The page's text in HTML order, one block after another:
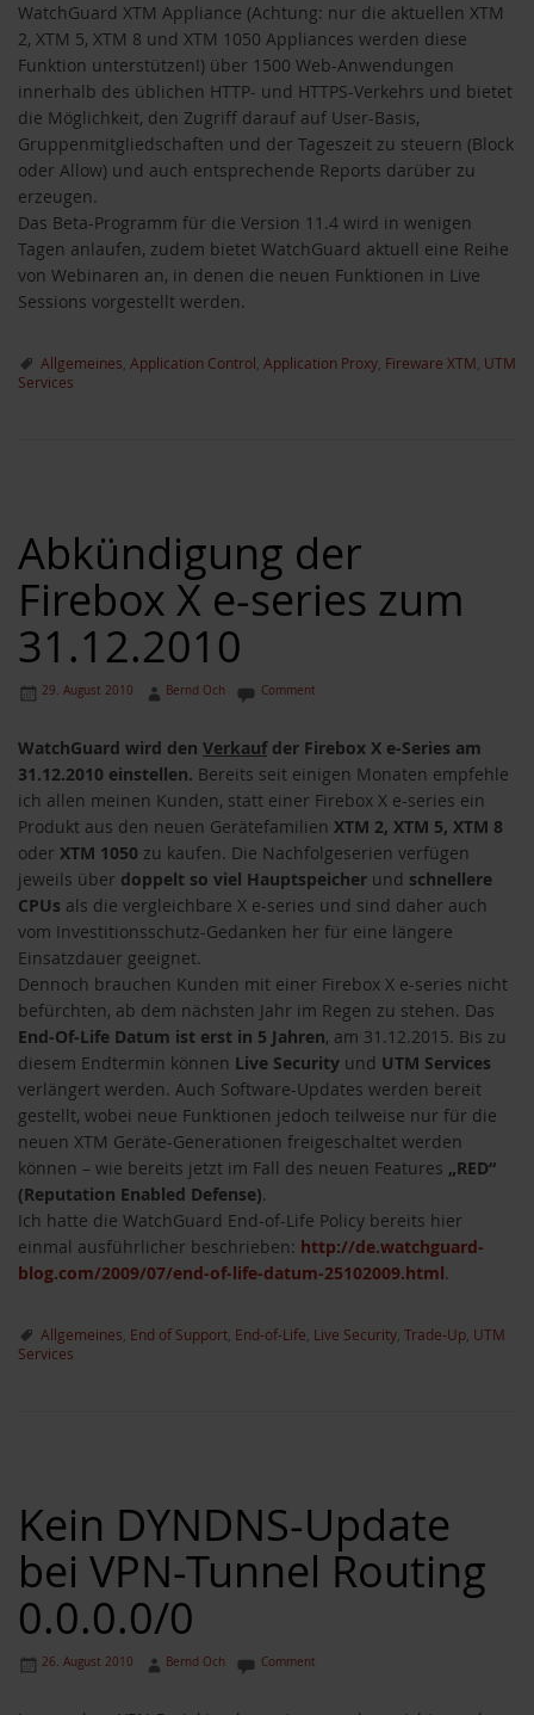
WatchGuard XTM Appliance (Achtung: nur die aktuellen XTM
2, XTM 5, XTM 8 und XTM 1050 Appliances werden diese
Funktion unterstützen!) über 1500 Web-Anwendungen
innerhalb des üblichen HTTP- und HTTPS-Verkehrs und bietet
die Möglichkeit, den Zugriff darauf auf User-Basis,
Gruppenmitgliedschaften und der Tageszeit zu steuern (Block
oder Allow) und auch entsprechende Reports darüber zu
erzeugen.
Das Beta-Programm für die Version 11.4 wird in wenigen
Tagen anlaufen, zudem bietet WatchGuard aktuell eine Reihe
von Webinaren an, in denen die neuen Funktionen in Live
Sessions vorgestellt werden.
Allgemeines Application Control Application Proxy Fireware XTM UTM
Services
Abkündigung der
Firebox X e-series zum
31.12.2010
29. August 2010 Bernd Och Comment
WatchGuard wird den Verkaufder Firebox X e-Series am
31.12.2010 einstellen. Bereits seit einigen Monaten empfehle
ich allen meinen Kunden, statt einer Firebox X e-series ein
Produkt aus den neuen Gerätefamilien XTM 2, XTM 5, XTM 8
oder XTM 1050 zu kaufen. Die Nachfolgeserien verfügen
jeweils über doppelt so viel Hauptspeicher und schnellere
CPUs als die vergleichbare X e-series und sind daher auch
vom Investitionsschutz-Gedanken her für eine längere
Einsatzdauer geeignet.
Dennoch brauchen Kunden mit einer Firebox X e-series nicht
befürchten, ab dem nächsten Jahr im Regen zu stehen. Das
End-Of-Life Datum ist erst in 5 Jahren, am 31.12.2015. Bis zu
diesem Endtermin können Live Security und UTM Services
verlängert werden. Auch Software-Updates werden bereit
gestellt, wobei neue Funktionen jedoch teilweise nur für die
neuen XTM Geräte-Generationen freigeschaltet werden
können – wie bereits jetzt im Fall des neuen Features „RED“
(Reputation Enabled Defense).
Ich hatte die WatchGuard End-of-Life Policy bereits hier
einmal ausführlicher beschrieben: http://de.watchguard-
blog.com/2009/07/end-of-life-datum-25102009.html.
Allgemeines End of Support End-of-Life Live Security Trade-Up UTM
Services
Kein DYNDNS-Update
bei VPN-Tunnel Routing
0.0.0.0/0
26. August 2010 Bernd Och Comment